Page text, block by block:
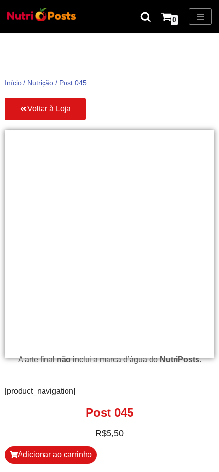
0
Início / Nutrição / Post 045
Voltar à Loja
A arte finalnãoinclui a marca d’água doNutriPosts.
[product_navigation]
Post 045
R$5,50
Adicionar ao carrinho